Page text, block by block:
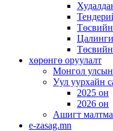
хөрөнгө оруулалт
Монгол улсын
Уул уурхайн
2025 он
2026 он
Ашигт
e-zasag.mn